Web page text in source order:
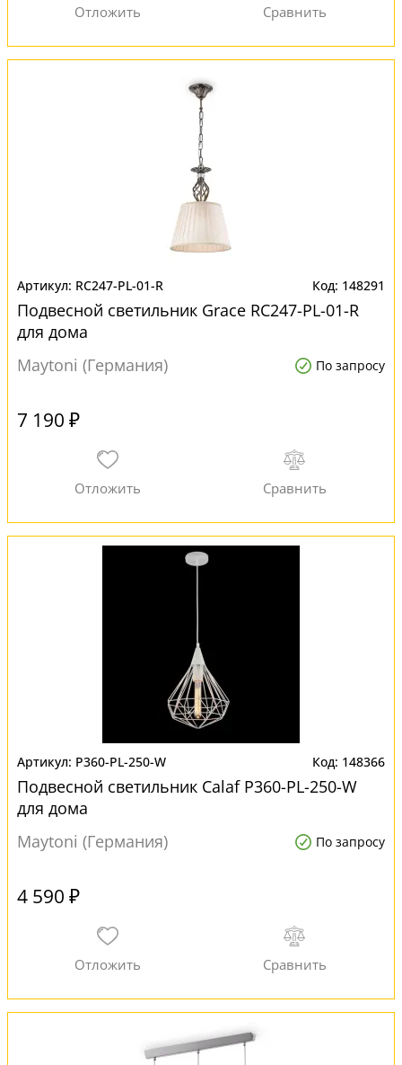
RC247-PL-01-R 148291
Подвесной светильник Grace RC247-PL-01-R
для дома
Maytoni (Германия)
По запросу
7 190 ₽
P360-PL-250-W 148366
Подвесной светильник Calaf P360-PL-250-W
для дома
Maytoni (Германия)
По запросу
4 590 ₽